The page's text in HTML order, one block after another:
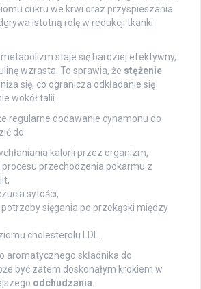
cukru we krwi oraz przyspieszania
istotną rolę w redukcji tkanki
staje się bardziej efektywny,
wzrasta. To sprawia, że stężenie
się, co ogranicza odkładanie się
wokół talii.
regularne dodawanie cynamonu do
do:
kalorii przez organizm,
przechodzenia pokarmu z
sytości,
sięgania po przekąski między
cholesterolu LDL.
aromatycznego składnika do
być zatem doskonałym krokiem w
odchudzania